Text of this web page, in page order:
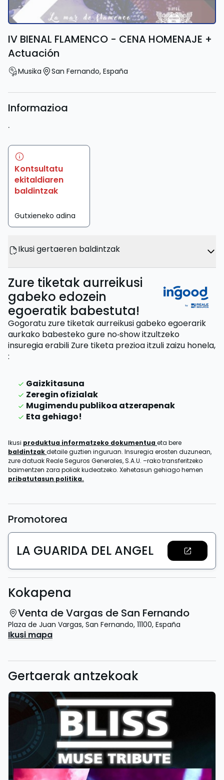
IV BIENAL FLAMENCO - CENA HOMENAJE +
Actuación
Musika San Fernando, España
Informazioa
.
Kontsultatu
ekitaldiaren
baldintzak
Gutxieneko adina
Ikusi gertaeren baldintzak
Zure tiketak aurreikusi
gabeko edozein
egoeratik babestuta!
Gogoratu zure tiketak aurreikusi gabeko egoerarik
aurkako babesteko gure no‑show itzultzeko
insuregia erabili Zure tiketa prezioa itzuli zaizu honela,
:
Gaizkitasuna
Zeregin ofizialak
Mugimendu publikoa atzerapenak
Eta gehiago!
Ikusi produktua informatzeko dokumentua eta bere
baldintzakdetaile guztien inguruan. Insuregia erosten duzunean,
zure datuak Reale Seguros Generales, S.A.U. –rako transferitzeko
baimentzen zara poliak kudeatzeko. Xehetasun gehiago hemen
pribatutasun politika.
Promotorea
LA GUARIDA DEL ANGEL
Kokapena
Venta de Vargas de San Fernando
Plaza de Juan Vargas, San Fernando, 11100, España
Ikusi mapa
Gertaerak antzekoak